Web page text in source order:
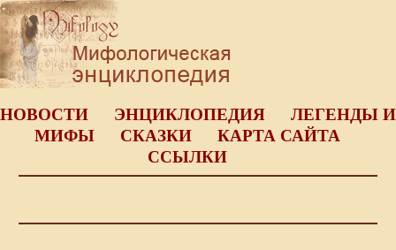
НОВОСТИ ЭНЦИКЛОПЕДИЯ
ЛЕГЕНДЫ И
МИФЫ
СКАЗКИ
КАРТА САЙТА
ССЫЛКИ